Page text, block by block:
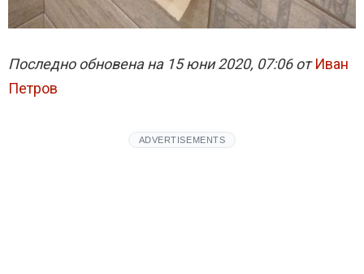
Последно обновена на 15 юни 2020, 07:06 от Иван
Петров
ADVERTISEMENTS